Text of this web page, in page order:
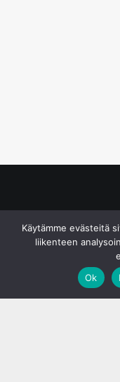
Käytämme evästeitä
liikenteen
Ok